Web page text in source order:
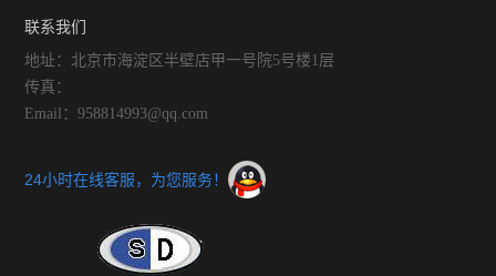
联系我们
地址：北京市海淀区半壁店甲一号院5号楼1层
传真：
Email：958814993@qq.com
24小时在线客服，为您服务！